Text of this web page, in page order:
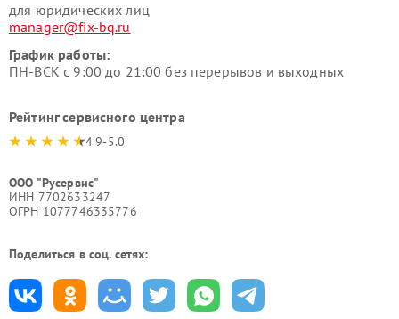
для юридических лиц
manager@fix-bq.ru
График работы:
ПН-ВСК с 9:00 до 21:00 без перерывов и выходных
Рейтинг сервисного центра
4.9-5.0
ООО "Русервис"
ИНН 7702633247
ОГРН 1077746335776
Поделиться в соц. сетях: